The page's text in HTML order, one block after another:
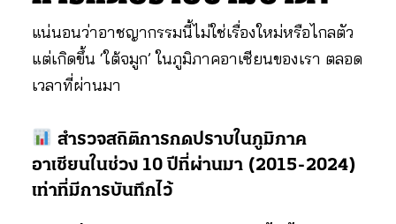
แน่นอนว่าอาชญากรรมนี้ไม่ใช่เรื่องใหม่หรือไกลตัว
แต่เกิดขึ้น ‘ใต้จมูก’ ในภูมิภาคอาเซียนของเรา ตลอด
เวลาที่ผ่านมา
สำรวจสถิติการกดปราบในภูมิภาค
อาเซียนในช่วง 10 ปีที่ผ่านมา (2015-2024)
เท่าที่มีการบันทึกไว้